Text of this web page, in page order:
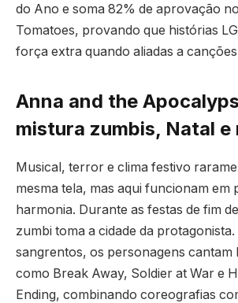
do Ano e soma 82% de aprovação
Tomatoes, provando que histórias
força extra quando aliadas a
Anna and the
mistura zumbis, Natal e
Musical, terror e clima festivo
mesma tela, mas aqui funcionam em
harmonia. Durante as festas de fim
zumbi toma a cidade da
sangrentos, os personagens cantam
como Break Away, Soldier at War e
Ending, combinando coreografias